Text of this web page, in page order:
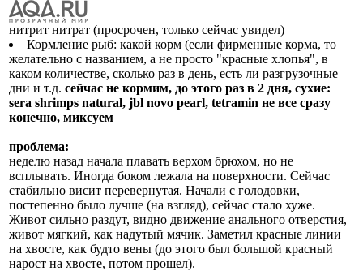
нитрит нитрат (просрочен, только сейчас увидел)
Кормление рыб: какой корм (если фирменные корма, то
желательно с названием, а не просто "красные хлопья", в
каком количестве, сколько раз в день, есть ли разгрузочные
дни и т.д. сейчас не кормим, до этого раз в 2 дня, сухие:
sera shrimps natural, jbl novo pearl, tetramin не все сразу
конечно, миксуем
проблема:
неделю назад начала плавать верхом брюхом, но не
всплывать. Иногда боком лежала на поверхности. Сейчас
стабильно висит перевернутая. Начали с голодовки,
постепенно было лучше (на взгляд), сейчас стало хуже.
Живот сильно раздут, видно движение анального отверстия,
живот мягкий, как надутый мячик. Заметил красные линии
на хвосте, как будто вены (до этого был большой красный
нарост на хвосте, потом прошел).